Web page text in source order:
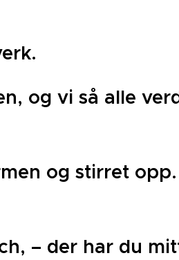
og vi så alle
og stirret
– der har du